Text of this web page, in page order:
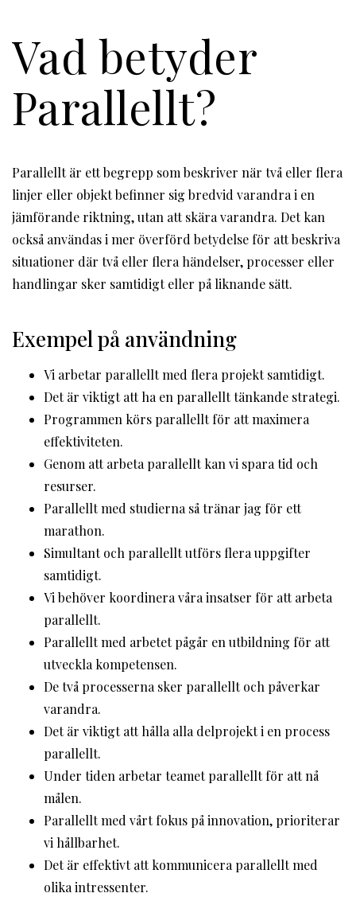
Vad betyder
Parallellt?
Parallellt är ett begrepp som beskriver när två eller flera
linjer eller objekt befinner sig bredvid varandra i en
jämförande riktning, utan att skära varandra. Det kan
också användas i mer överförd betydelse för att beskriva
situationer där två eller flera händelser, processer eller
handlingar sker samtidigt eller på liknande sätt.
Exempel på användning
Vi arbetar parallellt med flera projekt samtidigt.
Det är viktigt att ha en parallellt tänkande strategi.
Programmen körs parallellt för att maximera
effektiviteten.
Genom att arbeta parallellt kan vi spara tid och
resurser.
Parallellt med studierna så tränar jag för ett
marathon.
Simultant och parallellt utförs flera uppgifter
samtidigt.
Vi behöver koordinera våra insatser för att arbeta
parallellt.
Parallellt med arbetet pågår en utbildning för att
utveckla kompetensen.
De två processerna sker parallellt och påverkar
varandra.
Det är viktigt att hålla alla delprojekt i en process
parallellt.
Under tiden arbetar teamet parallellt för att nå
målen.
Parallellt med vårt fokus på innovation, prioriterar
vi hållbarhet.
Det är effektivt att kommunicera parallellt med
olika intressenter.